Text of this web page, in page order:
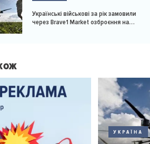
Українські військові за рік замовили
через Brave1 Market озброєння на
УКРАЇНА